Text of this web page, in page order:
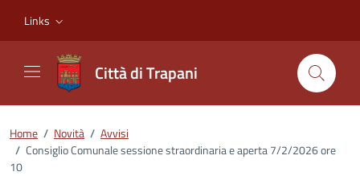
Links
Città di Trapani
Home / Novità / Avvisi
/ Consiglio Comunale sessione straordinaria e aperta 7/2/2026 ore
10